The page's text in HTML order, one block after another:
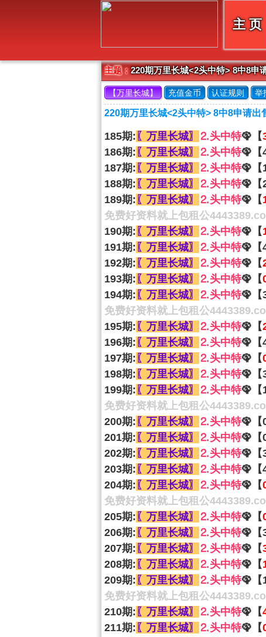
主 页
主题：220期万里长城<2头中特> 8中8申
【万里长城】 充值金币 认证规则 举
220期万里长城<2头中特> 8中8申请出
185期: 〖万里长城〗 ⒉头中特🦚【
186期: 〖万里长城〗 ⒉头中特🦚【
187期: 〖万里长城〗 ⒉头中特🦚【
188期: 〖万里长城〗 ⒉头中特🦚【
189期: 〖万里长城〗 ⒉头中特🦚【
免费好资料就上包租公
190期: 〖万里长城〗 ⒉头中特🦚【
191期: 〖万里长城〗 ⒉头中特🦚【
192期: 〖万里长城〗 ⒉头中特🦚【
193期: 〖万里长城〗 ⒉头中特🦚【
194期: 〖万里长城〗 ⒉头中特🦚【
免费好资料就上包租公
195期: 〖万里长城〗 ⒉头中特🦚【
196期: 〖万里长城〗 ⒉头中特🦚【
197期: 〖万里长城〗 ⒉头中特🦚【
198期: 〖万里长城〗 ⒉头中特🦚【
199期: 〖万里长城〗 ⒉头中特🦚【
免费好资料就上包租公
200期: 〖万里长城〗 ⒉头中特🦚【
201期: 〖万里长城〗 ⒉头中特🦚【
202期: 〖万里长城〗 ⒉头中特🦚【
203期: 〖万里长城〗 ⒉头中特🦚【
204期: 〖万里长城〗 ⒉头中特🦚【
免费好资料就上包租公
205期: 〖万里长城〗 ⒉头中特🦚【
206期: 〖万里长城〗 ⒉头中特🦚【
207期: 〖万里长城〗 ⒉头中特🦚【
208期: 〖万里长城〗 ⒉头中特🦚【
209期: 〖万里长城〗 ⒉头中特🦚【
免费好资料就上包租公
210期: 〖万里长城〗 ⒉头中特🦚【
211期: 〖万里长城〗 ⒉头中特🦚【